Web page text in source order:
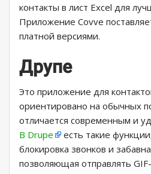
контакты в лист Excel для
Приложение Covve
платной версиями.
Друпе
Это приложение для
ориентировано на обычных
отличается современным и
В Drupe
есть такие
блокировка звонков и
позволяющая отправлять